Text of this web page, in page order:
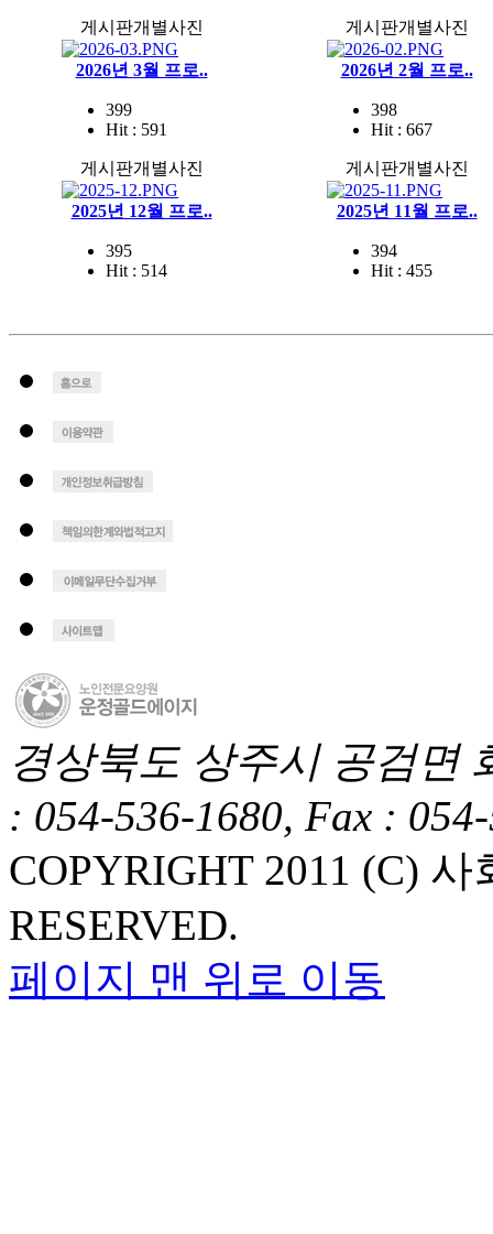
게시판개별사진
2026년 3월 프로..
399
Hit : 591
게시판개별사진
2026년 2월 프로..
398
Hit : 667
게시판개별사진
2025년 12월 프로..
395
Hit : 514
게시판개별사진
2025년 11월 프로..
394
Hit : 455
경상북도 상주시 공검면
: 054-536-1680, Fax :
COPYRIGHT 2011 (C)
RESERVED.
페이지 맨 위로 이동